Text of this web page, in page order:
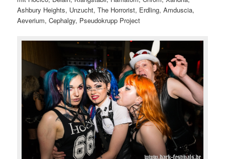
Ashbury Heights, Unzucht, The Horrorist, Erdling, Amduscia,
Aeverium, Cephalgy, Pseudokrupp Project